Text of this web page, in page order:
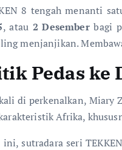
8 tengah menanti
, atau 2 Desemberbagi
menjanjikan.
Pedas ke
di perkenalkan, Miary
Afrika,
ini, sutradara seri